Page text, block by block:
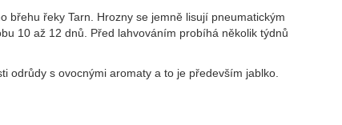
břehu řeky Tarn. Hrozny se jemně lisují pneumatickým
10 až 12 dnů. Před lahvováním probíhá několik týdnů
odrůdy s ovocnými aromaty a to je především jablko.